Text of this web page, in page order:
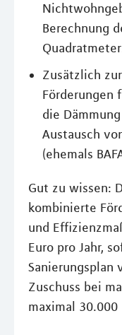
Berechnung
Zusätzlich
Förderungen
die
Austausch
(ehemals
Gut zu wissen:
kombinierte
und
Euro pro Jahr,
Sanierungsplan
Zuschuss bei
maximal 30.000